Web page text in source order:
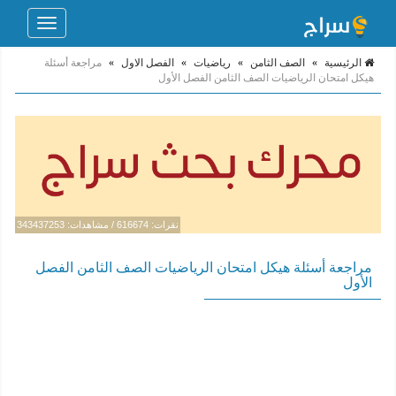
Toggle
الرئيسية » الصف الثامن » رياضيات » الفصل الاول » مراجعة أسئلة
هيكل امتحان الرياضيات الصف الثامن الفصل الأول
نقرات: 616674 / مشاهدات: 343437253
مراجعة أسئلة هيكل امتحان الرياضيات الصف الثامن الفصل
الأول